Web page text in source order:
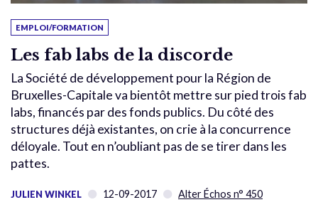
EMPLOI/FORMATION
Les fab labs de la discorde
La Société de développement pour la Région de
Bruxelles-Capitale va bientôt mettre sur pied trois fab
labs, financés par des fonds publics. Du côté des
structures déjà existantes, on crie à la concurrence
déloyale. Tout en n’oubliant pas de se tirer dans les
pattes.
JULIEN WINKEL 12-09-2017 Alter Échos n° 450